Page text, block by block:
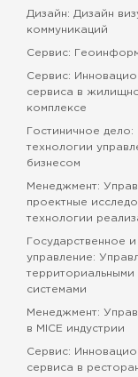
Дизайн: Дизайн
коммуникаций
Сервис:
Сервис:
сервиса в
комплексе
Гостиничное
технологии
бизнесом
Менеджмент:
проектные
технологии
Государственное
управление:
территориальными
системами
Менеджмент:
в MICE индустрии
Сервис:
сервиса в